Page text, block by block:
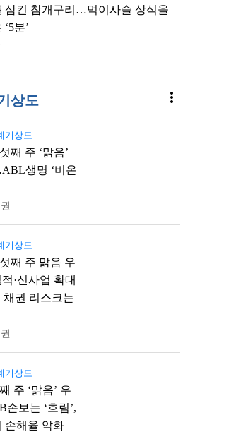
삼킨 참개구리…먹이사슬 상식을
분’
상도 more_vert
기상도
째 주 ‘맑음’
생명 ‘비온
기상도
째 주 맑음 우
·신사업 확대
채권 리스크는
기상도
주 ‘맑음’ 우
보는 ‘흐림’,
손해율 악화